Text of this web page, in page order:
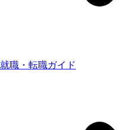
就職・転職ガイド